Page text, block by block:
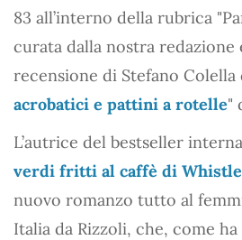
83 all’interno della rubrica
curata dalla nostra redazione
recensione di Stefano Colella
acrobatici e pattini a rotelle"
L’autrice del bestseller
verdi fritti al caffè di
nuovo romanzo tutto al
Italia da Rizzoli, che, come